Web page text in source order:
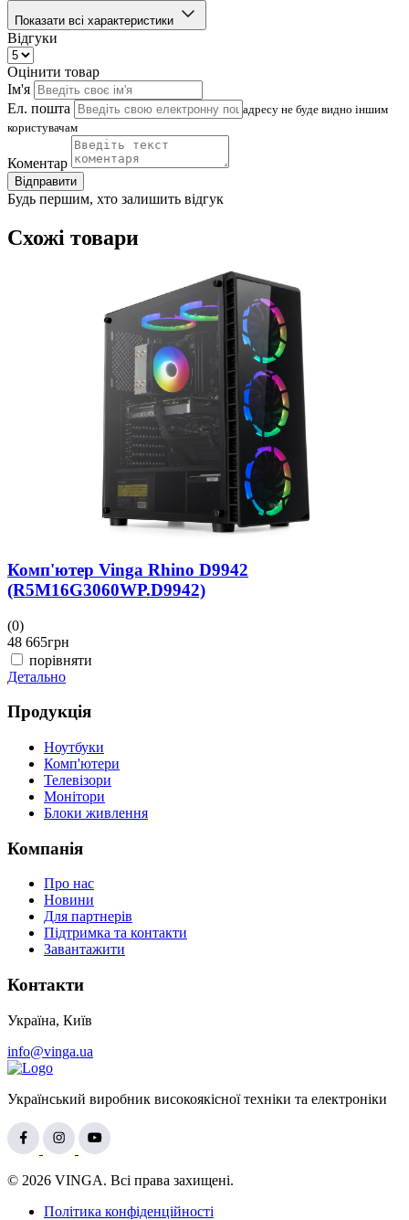
Показати всі характеристики
Відгуки
Оцінити товар
Ім'я
Ел. пошта
адресу не буде видно іншим
користувачам
Коментар
Відправити
Будь першим, хто залишить відгук
Схожі товари
Комп'ютер Vinga Rhino D9942
(R5M16G3060WP.D9942)
(0)
48 665грн
порівняти
Детально
Продукція
Ноутбуки
Комп'ютери
Телевізори
Монітори
Блоки живлення
Компанія
Про нас
Новини
Для партнерів
Підтримка та контакти
Завантажити
Контакти
Україна, Київ
info@vinga.ua
Український виробник високоякісної техніки та електроніки
© 2026 VINGA. Всі права захищені.
Політика конфіденційності